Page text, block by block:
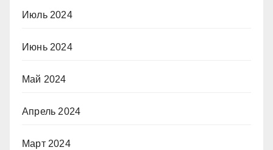
Июль 2024
Июнь 2024
Май 2024
Апрель 2024
Март 2024